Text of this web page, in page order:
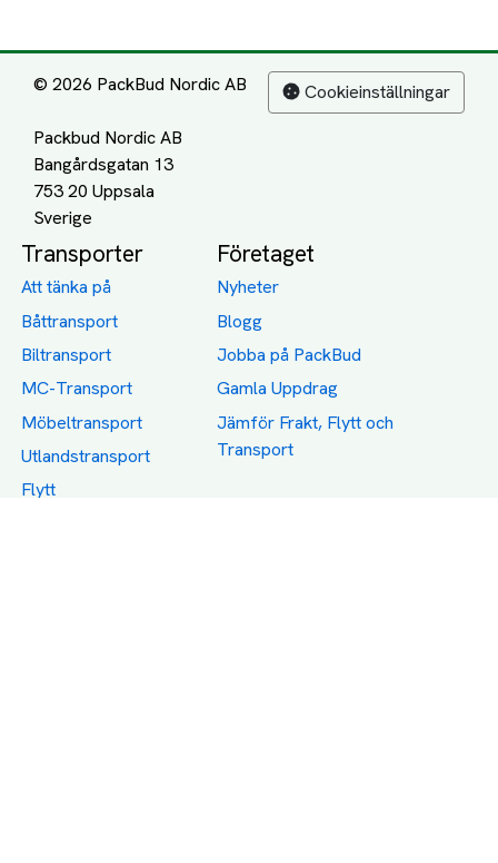
© 2026 PackBud Nordic AB
Packbud Nordic AB
Bangårdsgatan 13
753 20 Uppsala
Cookieinställningar
Transporter
Att tänka på
Båttransport
Biltransport
MC-Transport
Möbeltransport
Utlandstransport
Flytt
Företaget
Nyheter
Blogg
Jobba på PackBud
Gamla Uppdrag
Jämför Frakt, Flytt och
Transport